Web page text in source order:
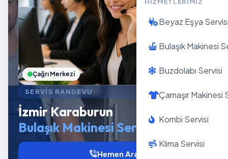
Beyaz Eşya
Bulaşık Makinesi
Buzdolabı Servisi
Çamaşır Makinesi
Kombi Servisi
Klima Servisi
SERVIS RANDEVU
İzmir Karaburun
Bulaşık Makinesi Servisi
Hemen Ara
Çağrı Merkezi